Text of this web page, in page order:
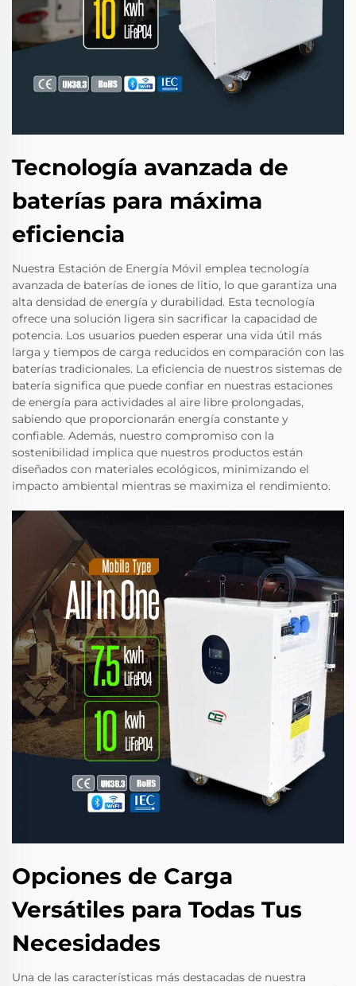
Tecnología avanzada de
baterías para máxima
eficiencia
Nuestra Estación de Energía Móvil emplea tecnología
avanzada de baterías de iones de litio, lo que garantiza una
alta densidad de energía y durabilidad. Esta tecnología
ofrece una solución ligera sin sacrificar la capacidad de
potencia. Los usuarios pueden esperar una vida útil más
larga y tiempos de carga reducidos en comparación con las
baterías tradicionales. La eficiencia de nuestros sistemas de
batería significa que puede confiar en nuestras estaciones
de energía para actividades al aire libre prolongadas,
sabiendo que proporcionarán energía constante y
confiable. Además, nuestro compromiso con la
sostenibilidad implica que nuestros productos están
diseñados con materiales ecológicos, minimizando el
impacto ambiental mientras se maximiza el rendimiento.
Opciones de Carga
Versátiles para Todas Tus
Necesidades
Una de las características más destacadas de nuestra